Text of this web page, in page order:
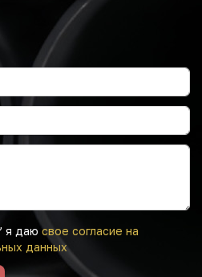
я даю свое согласие на
данных